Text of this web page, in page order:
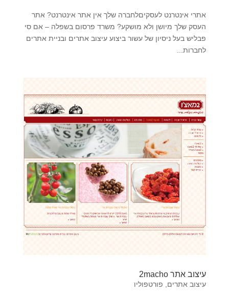
אתרי אינטרנט לעסקיםלחברה שלך אין אתר אינטרנט? אתר
העסק שלך מיושן ולא מושקע? משרד פרסום בשפלה – אם סי
פבליש בעל ניסיון של עשור ביצוע עיצוב אתרים ובניית אתרים
לחברות...
עיצוב אתר 2macho
עיצוב אתרים, פורטפוליו